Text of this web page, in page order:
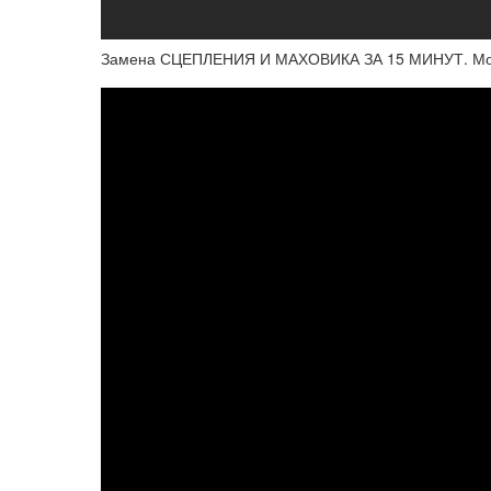
Замена СЦЕПЛЕНИЯ И МАХОВИКА ЗА 15 МИНУТ. Мог